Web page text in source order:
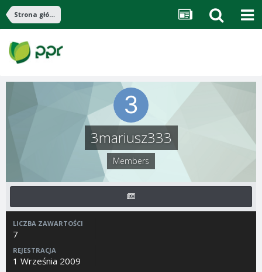
Strona główna
3mariusz333
Members
LICZBA ZAWARTOŚCI
7
REJESTRACJA
1 Września 2009